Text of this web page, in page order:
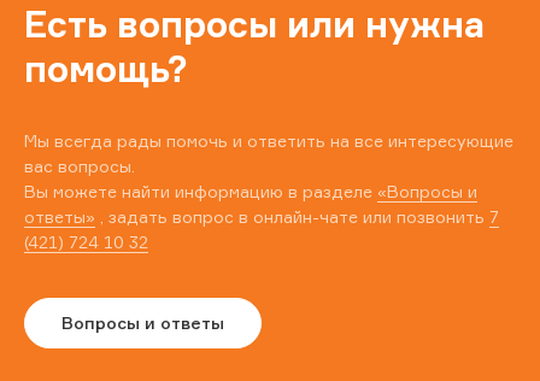
Есть вопросы или нужна
помощь?
Мы всегда рады помочь и ответить на все интересующие
вас вопросы.
Вы можете найти информацию в разделе «Вопросы и
ответы» , задать вопрос в онлайн-чате или позвонить 7
(421) 724 10 32
Вопросы и ответы